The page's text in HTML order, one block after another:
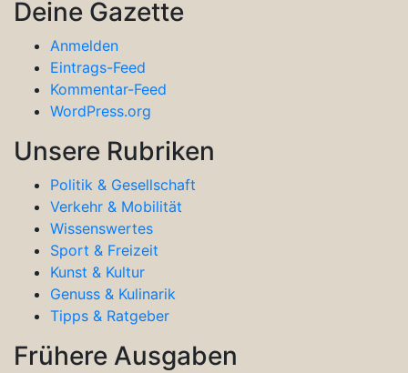
Deine Gazette
Anmelden
Eintrags-Feed
Kommentar-Feed
WordPress.org
Unsere Rubriken
Politik & Gesellschaft
Verkehr & Mobilität
Wissenswertes
Sport & Freizeit
Kunst & Kultur
Genuss & Kulinarik
Tipps & Ratgeber
Frühere Ausgaben